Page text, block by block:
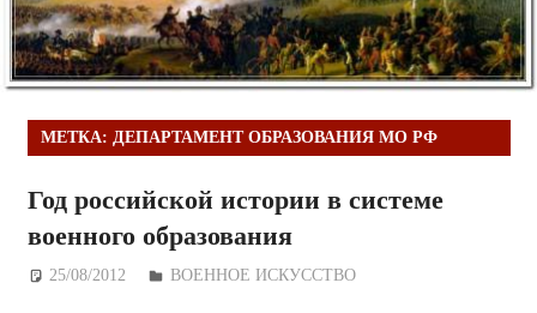
МЕТКА: ДЕПАРТАМЕНТ ОБРАЗОВАНИЯ МО РФ
Год российской истории в системе
военного образования
25/08/2012 Дежурный по Редакции
ВОЕННОЕ ИСКУССТВО